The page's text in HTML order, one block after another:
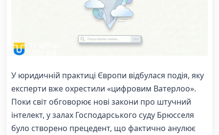
У юридичній практиці Європи відбулася подія, яку
експерти вже охрестили «цифровим Ватерлоо».
Поки світ обговорює нові закони про штучний
інтелект, у залах Господарського суду Брюсселя
було створено прецедент, що фактично анулює